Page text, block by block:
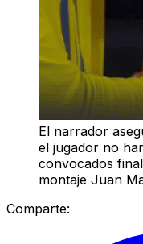
El narrador
el jugador no
convocados
montaje Juan
Comparte: